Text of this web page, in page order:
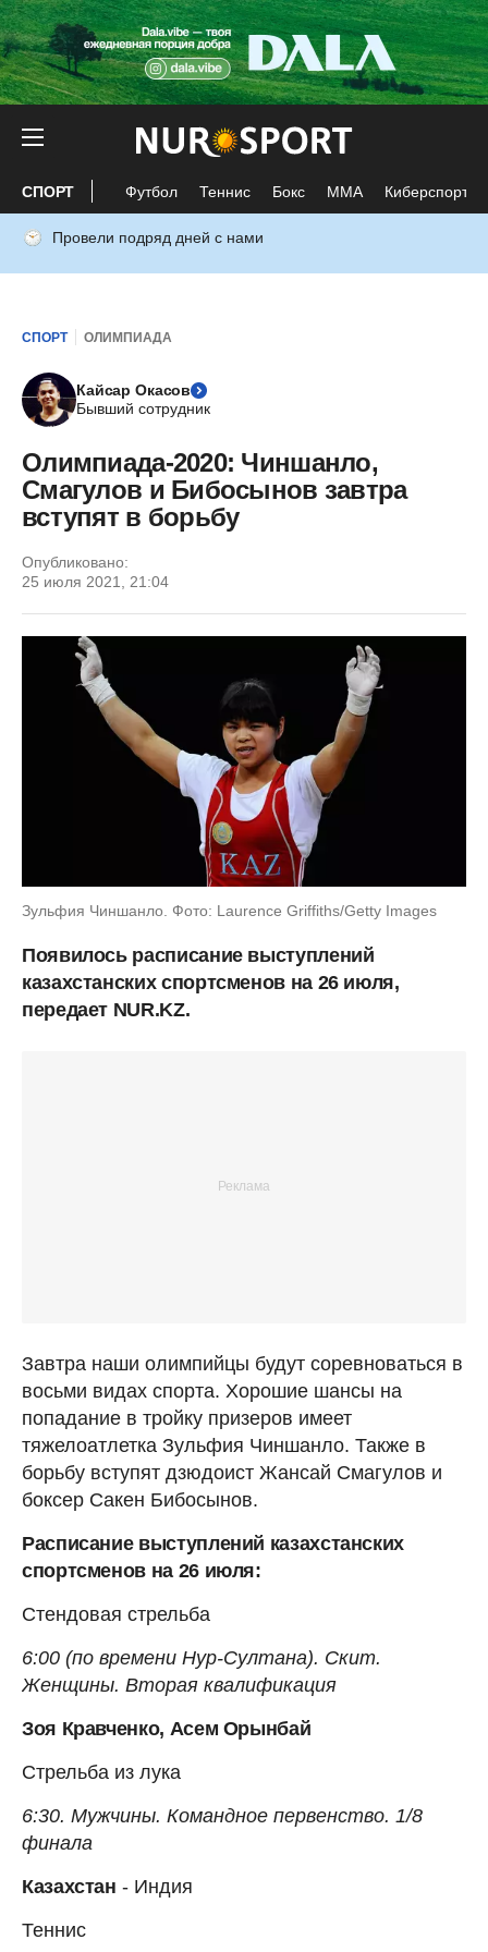
СПОРТ Футбол Теннис Бокс ММА Киберспорт
Провели подряд дней с нами
СПОРТ ОЛИМПИАДА
Кайсар Окасов
Бывший сотрудник
Олимпиада-2020: Чиншанло,
Смагулов и Бибосынов завтра
вступят в борьбу
Опубликовано:
25 июля 2021, 21:04
Зульфия Чиншанло. Фото: Laurence Griffiths/Getty Images
Появилось расписание выступлений
казахстанских спортсменов на 26 июля,
передает NUR.KZ.
Завтра наши олимпийцы будут соревноваться в
восьми видах спорта. Хорошие шансы на
попадание в тройку призеров имеет
тяжелоатлетка Зульфия Чиншанло. Также в
борьбу вступят дзюдоист Жансай Смагулов и
боксер Сакен Бибосынов.
Расписание выступлений казахстанских
спортсменов на 26 июля:
Стендовая стрельба
6:00 (по времени Нур-Султана). Скит.
Женщины. Вторая квалификация
Зоя Кравченко, Асем Орынбай
Стрельба из лука
6:30. Мужчины. Командное первенство. 1/8
финала
Казахстан - Индия
Теннис